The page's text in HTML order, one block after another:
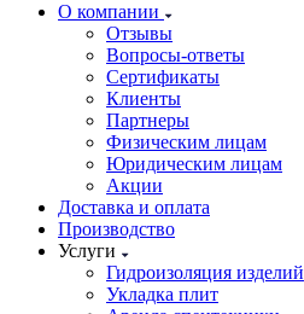
О компании
Отзывы
Вопросы-ответы
Сертификаты
Клиенты
Партнеры
Физическим лицам
Юридическим лицам
Акции
Доставка и оплата
Производство
Услуги
Гидроизоляция изделий
Укладка плит